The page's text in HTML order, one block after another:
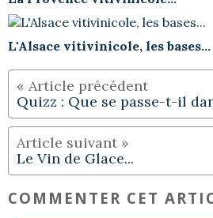
L'Alsace vitivinicole, les bases...
Quizz : Que se passe-t-il
Le Vin de Glace...
COMMENTER CET